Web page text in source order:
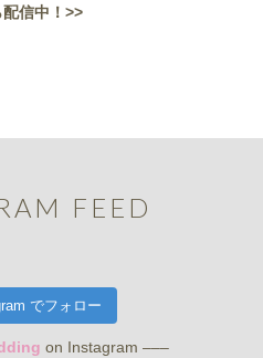
信中！>>
FEED
でフォロー
on Instagram –––